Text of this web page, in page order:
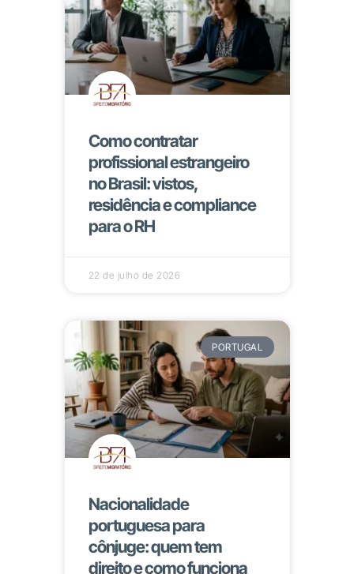
Como contratar
profissional estrangeiro
no Brasil: vistos,
residência e compliance
para o RH
22 de julho de 2026
PORTUGAL
Nacionalidade
portuguesa para
cônjuge: quem tem
direito e como funciona